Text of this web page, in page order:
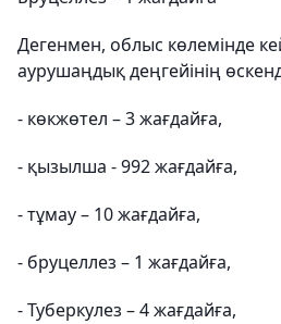
Дегенмен, облыс көлемінде
аурушаңдық деңгейінің
- көкжөтел – 3 жағдайға,
- қызылша - 992 жағдайға,
- тұмау – 10 жағдайға,
- бруцеллез – 1 жағдайға,
- Туберкулез – 4 жағдайға,